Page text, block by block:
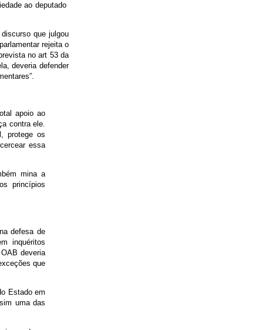
ao deputado
que julgou
rejeita o
no art 53 da
deveria defender
apoio ao
contra ele.
protege os
essa
mina a
princípios
defesa de
inquéritos
deveria
que
Estado em
uma das